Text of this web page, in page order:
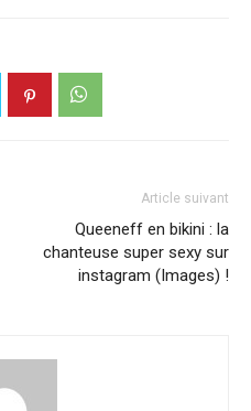
Article suivant
Queeneff en bikini : la
chanteuse super sexy sur
instagram (Images) !